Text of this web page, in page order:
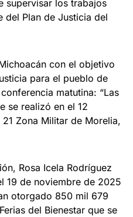
supervisar los trabajos
del Plan de Justicia del
con el objetivo
para el pueblo de
matutina: “Las
se realizó en el 12
Zona Militar de Morelia,
Rosa Icela Rodríguez
19 de noviembre de 2025
otorgado 850 mil 679
del Bienestar que se